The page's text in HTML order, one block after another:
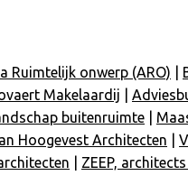
Ruimtelijk onwerp (ARO)
Makelaardij
buitenruimte
Hoogevest Architecten
ZEEP,